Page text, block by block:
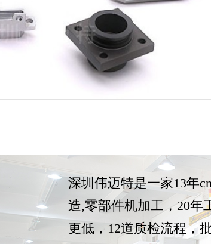
深圳伟迈特是一家13年
造,零部件机加工，20年
更低，12道质检流程，